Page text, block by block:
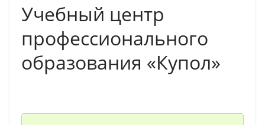
Учебный центр
профессионального
образования «Купол»